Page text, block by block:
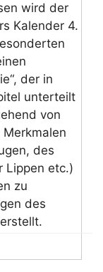
wird der
Kalender 4.
der in
unterteilt
von
des
Lippen etc.)
zu
des